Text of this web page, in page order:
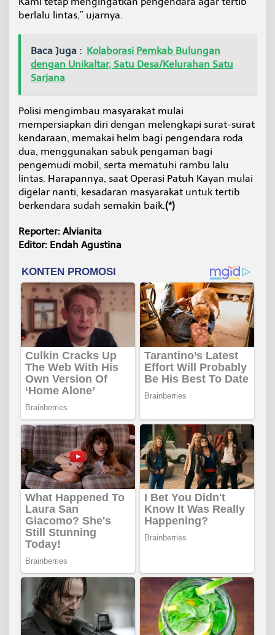
berlalu lintas,” ujarnya.
Baca Juga : Kolaborasi Pemkab Bulungan
dengan Unikaltar, Satu Desa/Kelurahan Satu
Sarjana
Polisi mengimbau masyarakat mulai
mempersiapkan diri dengan melengkapi surat-surat
kendaraan, memakai helm bagi pengendara roda
dua, menggunakan sabuk pengaman bagi
pengemudi mobil, serta mematuhi rambu lalu
lintas. Harapannya, saat Operasi Patuh Kayan mulai
digelar nanti, kesadaran masyarakat untuk tertib
berkendara sudah semakin baik.(*)
Reporter: Alvianita
Editor: Endah Agustina